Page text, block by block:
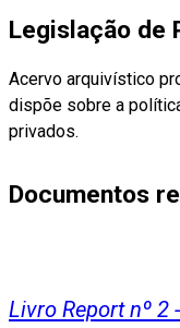
Legislação de
Acervo arquivístico
dispõe sobre a
privados.
Documentos
Livro Report nº 2